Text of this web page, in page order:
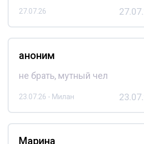
27.07.26
аноним
не брать, мутный чел
23.07.26 - Милан
Марина